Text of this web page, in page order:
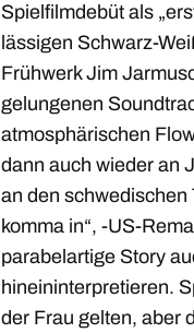
Spielfilmdebüt als
lässigen Schwarz-
Frühwerk Jim
gelungenen
atmosphärischen
dann auch wieder an
an den schwedischen
komma in“, -US-
parabelartige Story
hineininterpretieren.
der Frau gelten, aber